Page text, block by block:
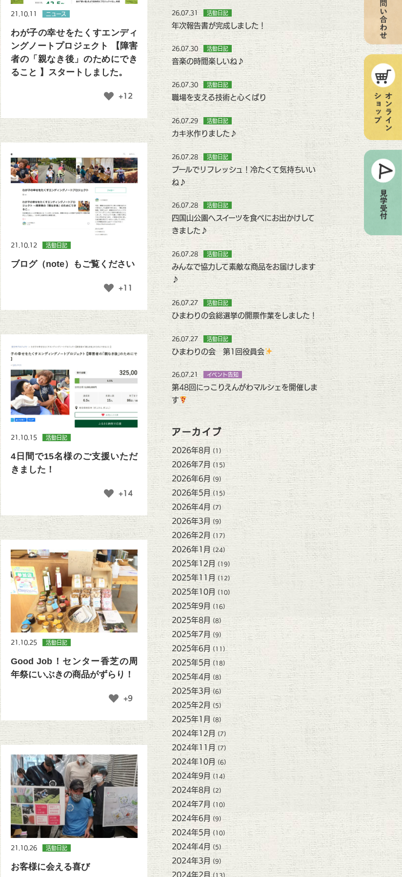
21.10.11 ニュース
わが子の幸せをたくすエンディ
ングノートプロジェクト 【障害
者の「親なき後」のためにでき
ること 】スタートしました。
+12
21.10.12 活動日記
ブログ（note）もご覧ください
+11
21.10.15 活動日記
4日間で15名様のご支援いただ
きました！
+14
21.10.25 活動日記
Good Job！センター香芝の周
年祭にいぶきの商品がずらり！
+9
21.10.26 活動日記
お客様に会える喜び
26.07.31 活動日記
年次報告書が完成しました！
26.07.30 活動日記
音楽の時間楽しいね♪
26.07.30 活動日記
職場を支える技術と心くばり
26.07.29 活動日記
カキ氷作りました♪
26.07.28 活動日記
プールでリフレッシュ！冷たくて気持ちいい
ね♪
26.07.28 活動日記
四国山公園へスイーツを食べにお出かけして
きました♪
26.07.28 活動日記
みんなで協力して素敵な商品をお届けします
♪
26.07.27 活動日記
ひまわりの会総選挙の開票作業をしました！
26.07.27 活動日記
ひまわりの会 第1回役員会
26.07.21 イベント告知
第48回にっこりえんがわマルシェを開催しま
す
アーカイブ
2026年8月 (1)
2026年7月 (15)
2026年6月 (9)
2026年5月 (15)
2026年4月 (7)
2026年3月 (9)
2026年2月 (17)
2026年1月 (24)
2025年12月 (19)
2025年11月 (12)
2025年10月 (10)
2025年9月 (16)
2025年8月 (8)
2025年7月 (9)
2025年6月 (11)
2025年5月 (18)
2025年4月 (8)
2025年3月(6)
2025年2月 (5)
2025年1月 (8)
2024年12月 (7)
2024年11月 (7)
2024年10月 (6)
2024年9月 (14)
2024年8月 (2)
2024年7月 (10)
2024年6月 (9)
2024年5月 (10)
2024年4月 (5)
2024年3月 (9)
2024年2月 (13)